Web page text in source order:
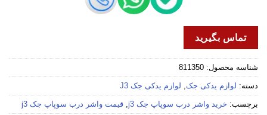
تماس بگیرید
شناسه محصول: 811350
دسته: لوازم یدکی جک, لوازم یدکی جک J3
برچسب: خرید واشر درب سوپاپ جک j3 , قیمت واشر درب سوپاپ جک j3